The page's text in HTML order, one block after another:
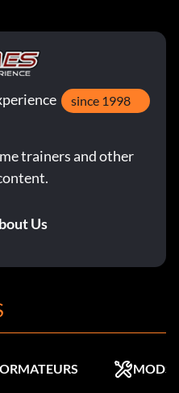
since 1998
trainers and other
Us
MODS